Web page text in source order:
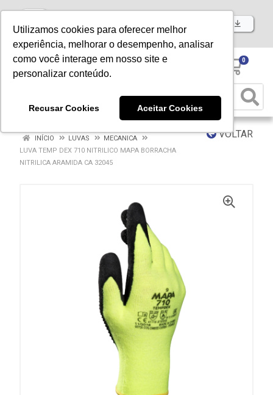
Utilizamos cookies para oferecer melhor
experiência, melhorar o desempenho, analisar
como você interage em nosso site e
personalizar conteúdo.
Recusar Cookies Aceitar Cookies
Baixe já nosso APP
0
VOLTAR
INÍCIO LUVAS
MECANICA
LUVA TEMP DEX 710 NITRILICO MAPA BORRACHA
NITRILICA ARAMIDA CA 32045